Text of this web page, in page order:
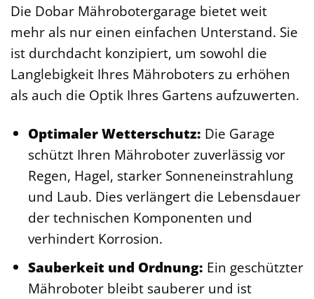
Die Dobar Mährobotergarage bietet weit
mehr als nur einen einfachen Unterstand. Sie
ist durchdacht konzipiert, um sowohl die
Langlebigkeit Ihres Mähroboters zu erhöhen
als auch die Optik Ihres Gartens aufzuwerten.
Optimaler Wetterschutz: Die Garage
schützt Ihren Mähroboter zuverlässig vor
Regen, Hagel, starker Sonneneinstrahlung
und Laub. Dies verlängert die Lebensdauer
der technischen Komponenten und
verhindert Korrosion.
Sauberkeit und Ordnung: Ein geschützter
Mähroboter bleibt sauberer und ist